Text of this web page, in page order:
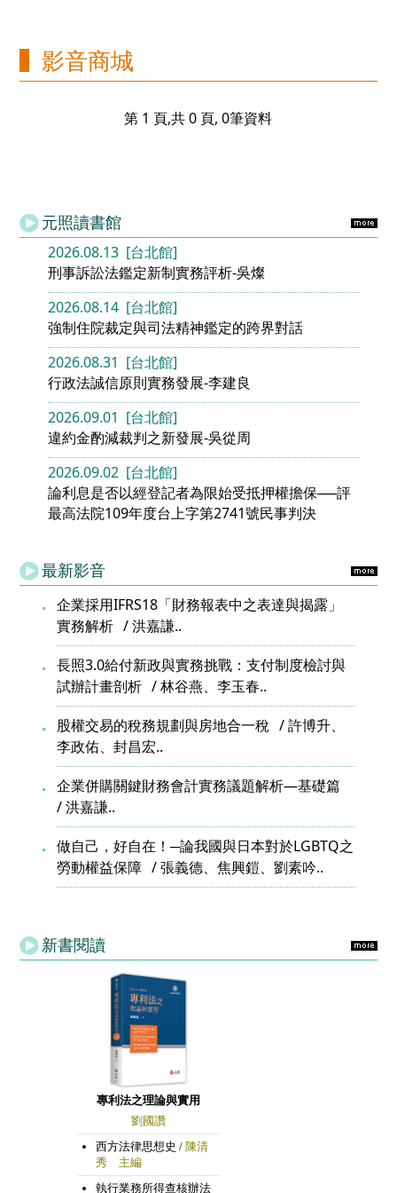
影音商城
第 1 頁,共 0 頁, 0筆資料
元照讀書館
2026.08.13 [台北館]
刑事訴訟法鑑定新制實務評析-吳燦
2026.08.14 [台北館]
強制住院裁定與司法精神鑑定的跨界對話
2026.08.31 [台北館]
行政法誠信原則實務發展-李建良
2026.09.01 [台北館]
違約金酌減裁判之新發展-吳從周
2026.09.02 [台北館]
論利息是否以經登記者為限始受抵押權擔保──評
最高法院109年度台上字第2741號民事判決
最新影音
企業採用IFRS18「財務報表中之表達與揭露」
實務解析
洪嘉謙..
長照3.0給付新政與實務挑戰：支付制度檢討與
試辦計畫剖析
林谷燕、李玉春..
股權交易的稅務規劃與房地合一稅
許博升、
李政佑、封昌宏..
企業併購關鍵財務會計實務議題解析—基礎篇
洪嘉謙..
做自己，好自在！─論我國與日本對於LGBTQ之
勞動權益保障
張義德、焦興鎧、劉素吟..
新書閱讀